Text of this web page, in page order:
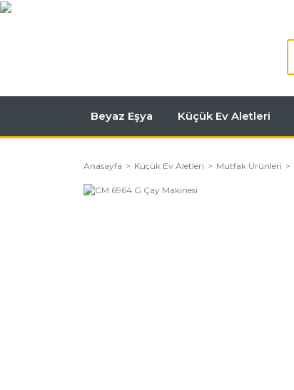
Beyaz Eşya Küçük Ev Aletleri
Anasayfa Küçük Ev Aletleri Mutfak Ürünleri